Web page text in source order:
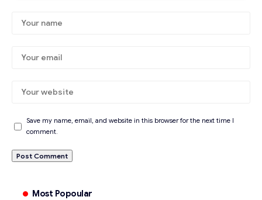
Save my name, email, and website in this browser for the next time I
comment.
Most Popoular